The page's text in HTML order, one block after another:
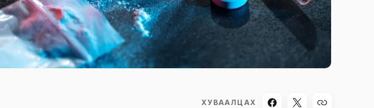
ХУВААЛЦАХ